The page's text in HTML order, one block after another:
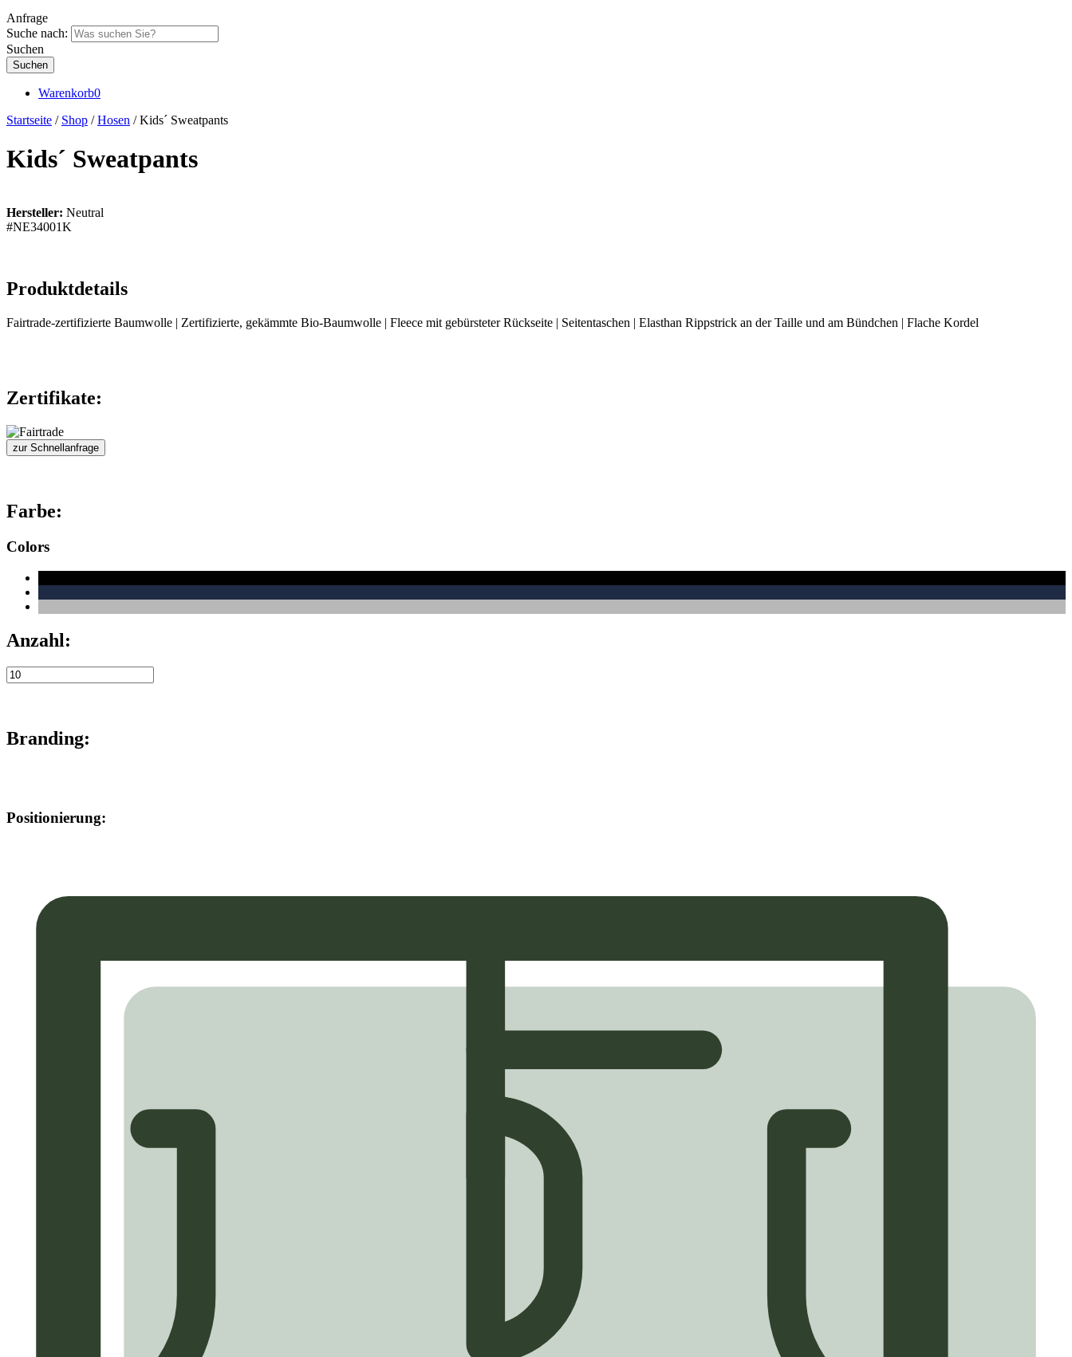
Anfrage
Suche nach:
Suchen
Warenkorb0
Startseite / Shop /Hosen / Kids´ Sweatpants
Kids´ Sweatpants
Hersteller: Neutral
#NE34001K
Produktdetails
Fairtrade-zertifizierte Baumwolle | Zertifizierte, gekämmte Bio-Baumwolle | Fleece mit gebürsteter Rückseite | Seitentaschen | Elasthan Rippstrick an der Taille und am Bündchen | Flache Kordel
Zertifikate:
zur Schnellanfrage
Farbe:
Colors
Anzahl:
Branding:
Positionierung: